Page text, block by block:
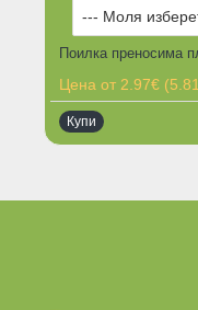
Цена от 2.97€
Купи